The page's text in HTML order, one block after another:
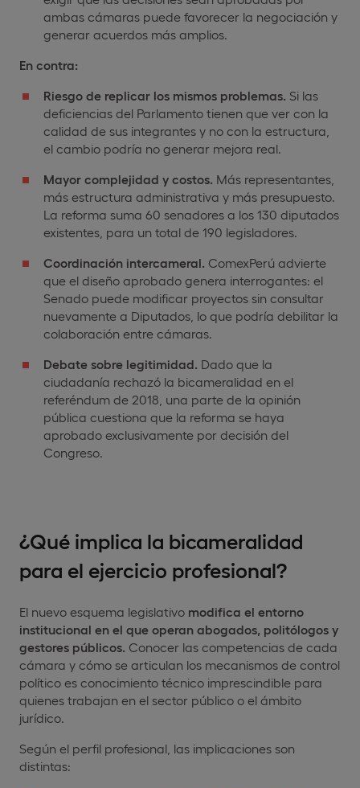
ambas cámaras puede favorecer la negociación y
generar acuerdos más amplios.
En contra:
Riesgo de replicar los mismos problemas. Si las
deficiencias del Parlamento tienen que ver con la
calidad de sus integrantes y no con la estructura,
el cambio podría no generar mejora real.
Mayor complejidad y costos. Más representantes,
más estructura administrativa y más presupuesto.
La reforma suma 60 senadores a los 130 diputados
existentes, para un total de 190 legisladores.
Coordinación intercameral. ComexPerú advierte
que el diseño aprobado genera interrogantes: el
Senado puede modificar proyectos sin consultar
nuevamente a Diputados, lo que podría debilitar la
colaboración entre cámaras.
Debate sobre legitimidad. Dado que la
ciudadanía rechazó la bicameralidad en el
referéndum de 2018, una parte de la opinión
pública cuestiona que la reforma se haya
aprobado exclusivamente por decisión del
Congreso.
¿Qué implica la bicameralidad
para el ejercicio profesional?
El nuevo esquema legislativo modifica el entorno
institucional en el que operan abogados, politólogos y
gestores públicos. Conocer las competencias de cada
cámara y cómo se articulan los mecanismos de control
político es conocimiento técnico imprescindible para
quienes trabajan en el sector público o el ámbito
jurídico.
Según el perfil profesional, las implicaciones son
distintas: